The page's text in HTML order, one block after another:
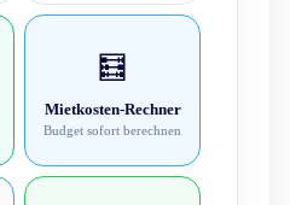
🧮
Mietkosten-Rechner
Budget sofort berechnen